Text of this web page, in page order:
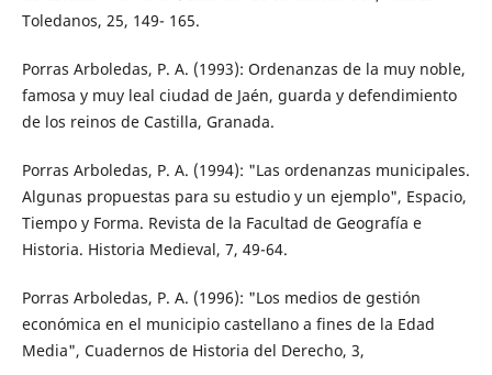
Toledanos, 25, 149- 165.
Porras Arboledas, P. A. (1993): Ordenanzas de la muy noble,
famosa y muy leal ciudad de Jaén, guarda y defendimiento
de los reinos de Castilla, Granada.
Porras Arboledas, P. A. (1994): "Las ordenanzas municipales.
Algunas propuestas para su estudio y un ejemplo", Espacio,
Tiempo y Forma. Revista de la Facultad de Geografía e
Historia. Historia Medieval, 7, 49-64.
Porras Arboledas, P. A. (1996): "Los medios de gestión
económica en el municipio castellano a fines de la Edad
Media", Cuadernos de Historia del Derecho, 3,